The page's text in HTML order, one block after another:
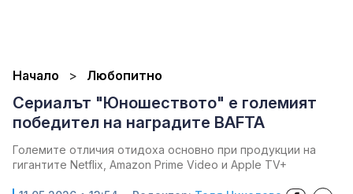
Начало Любопитно
Сериалът "Юношеството" е големият
победител на наградите BAFTA
Големите отличия отидоха основно при продукции на
гигантите Netflix, Amazon Prime Video и Apple TV+